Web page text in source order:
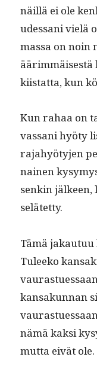
näil­lä ei ole
udessani vielä
mas­sa on noin
äärim­mäis­es­tä
kiis­tat­ta, kun
Kun rahaa on
vas­sani hyö­ty
rajahyö­ty­jen
nainen
senkin
selätetty.
Tämä jakau­tuu
Tuleeko
kansakun­nan
nämä kak­si
mut­ta eivät ole.